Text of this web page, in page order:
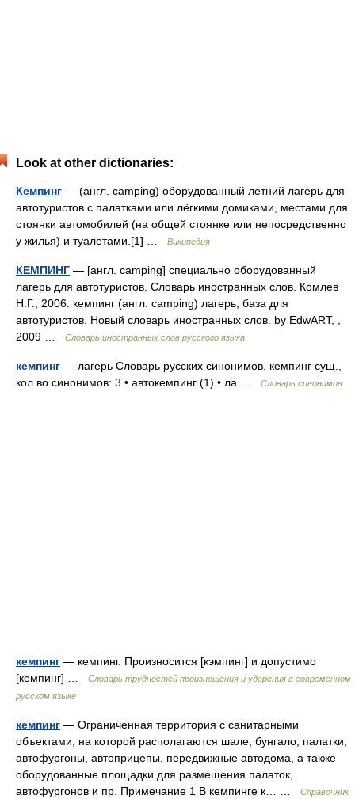
Look at other dictionaries:
Кемпинг — (англ. camping) оборудованный летний лагерь для
автотуристов c палатками или лёгкими домиками, местами для
стоянки автомобилей (на общей стоянке или непосредственно
у жилья) и туалетами.[1] …
Википедия
КЕМПИНГ — [англ. camping] специально оборудованный
лагерь для автотуристов. Словарь иностранных слов. Комлев
Н.Г., 2006. кемпинг (англ. camping) лагерь, база для
автотуристов. Новый словарь иностранных слов. by EdwART, ,
2009 …
Словарь иностранных слов русского языка
кемпинг — лагерь Словарь русских синонимов. кемпинг сущ.,
кол во синонимов: 3 • автокемпинг (1) • ла …
Словарь синонимов
кемпинг — кемпинг. Произносится [кэмпинг] и допустимо
[кемпинг] …
Словарь трудностей произношения и ударения в современном
русском языке
кемпинг — Ограниченная территория с санитарными
объектами, на которой располагаются шале, бунгало, палатки,
автофургоны, автоприцепы, передвижные автодома, а также
оборудованные площадки для размещения палаток,
автофургонов и пр. Примечание 1 В кемпинге к… …
Справочник